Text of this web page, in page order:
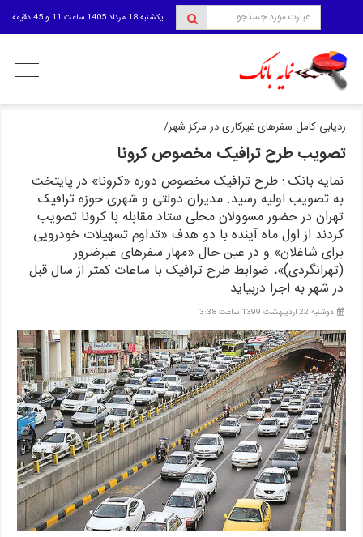
یکشنبه 18 مرداد 1405 ساعت 11 و 45 دقیقه
منوی
ردیابی کامل سفرهای غیرکاری در مرکز شهر/
تصویب طرح ترافیک مخصوص کرونا
نمایه بانک : طرح ترافیک مخصوص دوره «کرونا» در پایتخت
به تصویب اولیه رسید. مدیران دولتی و شهری حوزه ترافیک
تهران در حضور مسوولان محلی ستاد مقابله با کرونا تصویب
کردند از اول ماه آینده با دو هدف «تداوم تسهیلات خودرویی
برای شاغلان» و در عین حال «مهار سفرهای غیرضرور
(تهرانگردی)»، ضوابط طرح ترافیک با ساعات کمتر از سال قبل
در شهر به اجرا دربیاید.
دوشنبه 22 اردیبهشت 1399 ساعت 3:38